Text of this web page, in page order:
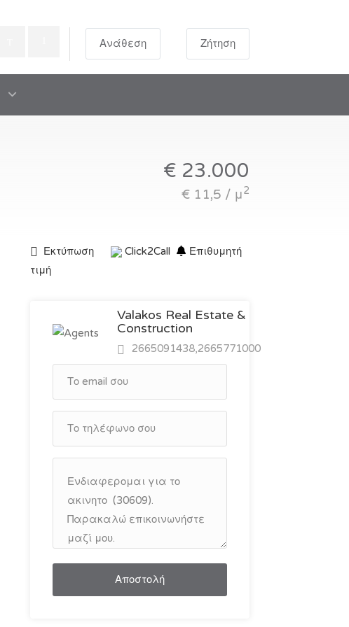
Ανάθεση Ζήτηση
€ 23.000
€ 11,5 / μ2
Εκτύπωση Click2Call
Επιθυμητή
τιμή
Valakos Real Estate &
Construction
2665091438,2665771000
Αποστολή